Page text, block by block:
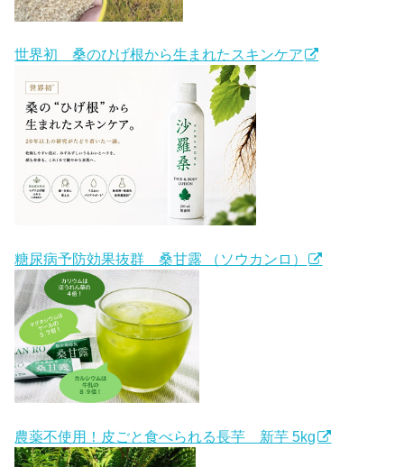
世界初 桑のひげ根から生まれたスキンケア
糖尿病予防効果抜群 桑甘露 （ソウカンロ）
農薬不使用！皮ごと食べられる長芋 新芋 5kg